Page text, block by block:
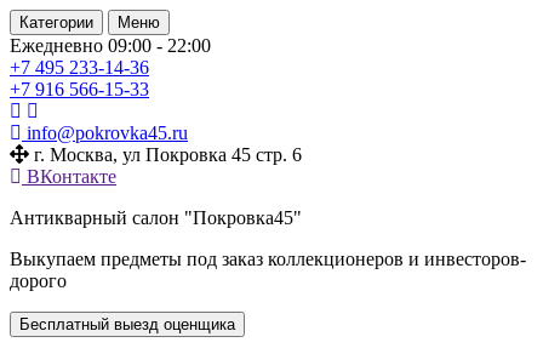
Категории Меню
Ежедневно 09:00 - 22:00
+7 495 233-14-36
+7 916 566-15-33
info@pokrovka45.ru
г. Москва, ул Покровка 45 стр. 6
ВКонтакте
Антикварный салон "Покровка45"
Выкупаем предметы под заказ коллекционеров и инвесторов-
дорого
Бесплатный выезд оценщика